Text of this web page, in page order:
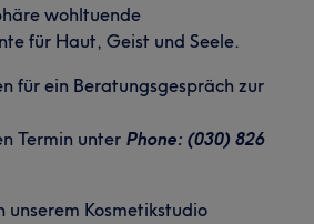
wohltuende
für Haut, Geist und Seele.
für ein Beratungsgespräch zur
Termin unter Phone: (030) 826
unserem Kosmetikstudio